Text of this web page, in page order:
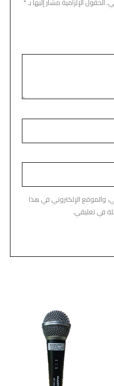
والموقع الإلكتروني في هذا
في تعليقي.